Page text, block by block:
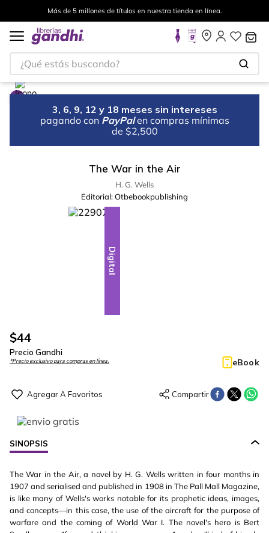
Más de 5 millones de títulos en nuestra tienda en línea.
¿Qué estás buscando?
3, 6, 9, 12 y 18 meses sin intereses
pagando con PayPal en compras mínimas
de $2,500
The War in the Air
H. G. Wells
Editorial:Otbebookpublishing
Digital
$44
Precio Gandhi
*Precio exclusivo para compras en línea. eBook
SINOPSIS
The War in the Air, a novel by H. G. Wells written in four months in
1907 and serialised and published in 1908 in The Pall Mall Magazine,
is like many of Wells's works notable for its prophetic ideas, images,
and concepts—in this case, the use of the aircraft for the purpose of
warfare and the coming of World War I. The novel's hero is Bert